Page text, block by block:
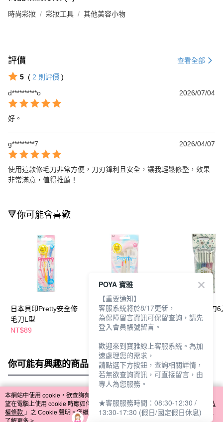
時尚彩妝 彩妝工具 其他美容小物
評價 查看全部
5 ( 2 則評價 )
d**********o
2026/07/04
好。
g*********7 2026/04/07
使用這款修毛刀非常方便，刀刃鋒利且安全，讓我輕鬆修整，效果
非常滿意，值得推薦！
🔻你可能會喜歡
日本貝印Pretty安全修
毛刀L型
NT$89
日本貝印Pretty安全修
毛刀T型
NT$99
貝印安全修毛刀6
你可能有興趣的商品 全站排行
熱門標籤
本網站中使用 cookie，欲查詢有關本網站使用 cookie 方式之詳情，及若您不希
望在電腦上使用 cookie 時應如何變更電腦的 cookie 設定，請參閱本網站「
隱私
權條款 」之 Cookie 聲明。您繼續使用本網站即表示您同意本公司得按本網站使
POYA 寶雅
【重要通知】
客服系統將於8/17更新，
為保障留言資訊可保留查詢，請先
登入會員帳號留言。
歡迎來到寶雅線上客服系統。為加
速處理您的需求，
請點選下方按鈕，查詢相關詳情，
若無欲查詢資訊，可直接留言，由
專人為您服務。
★客服服務時間：08:30-12:30 /
13:30-17:30 (假日/國定假日休息)